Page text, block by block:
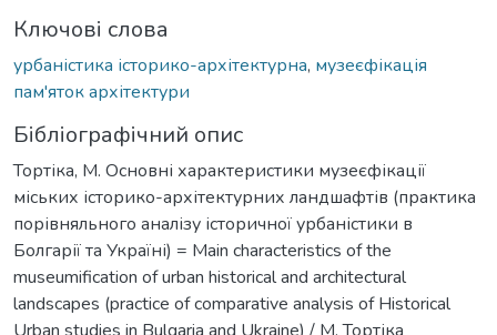
Ключові слова
урбаністика історико-архітектурна, музеєфікація
пам'яток архітектури
Бібліографічний опис
Тортіка, М. Основні характеристики музеєфікації
міських історико-архітектурних ландшафтів (практика
порівняльного аналізу історичної урбаністики в
Болгарії та Україні) = Main characteristics of the
museumification of urban historical and architectural
landscapes (practice of comparative analysis of Historical